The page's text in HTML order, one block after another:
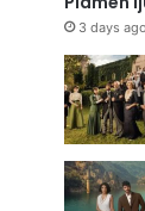
3 days ago